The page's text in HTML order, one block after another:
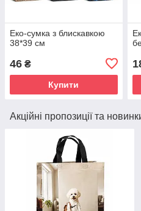
Еко-сумка з блискавкою
38*39 см
46 ₴
Купити
Акційні пропозиції та